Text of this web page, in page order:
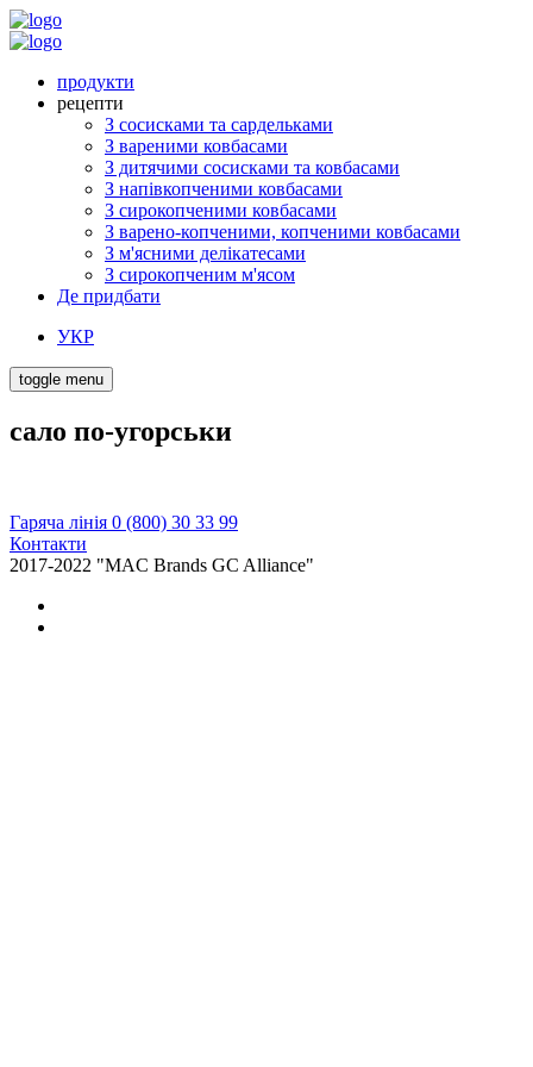
продукти
рецепти
З сосисками та сардельками
З вареними ковбасами
З дитячими сосисками та ковбасами
З напівкопченими ковбасами
З сирокопченими ковбасами
З варено-копченими, копченими ковбасами
З м'ясними делікатесами
З сирокопченим м'ясом
Де придбати
УКР
toggle menu
сало по-угорськи
Гаряча лінія 0 (800) 30 33 99
Контакти
2017-2022 "MAC Brands GC Alliance"